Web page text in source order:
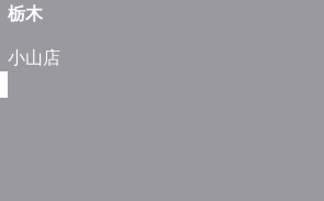
栃木
小山店